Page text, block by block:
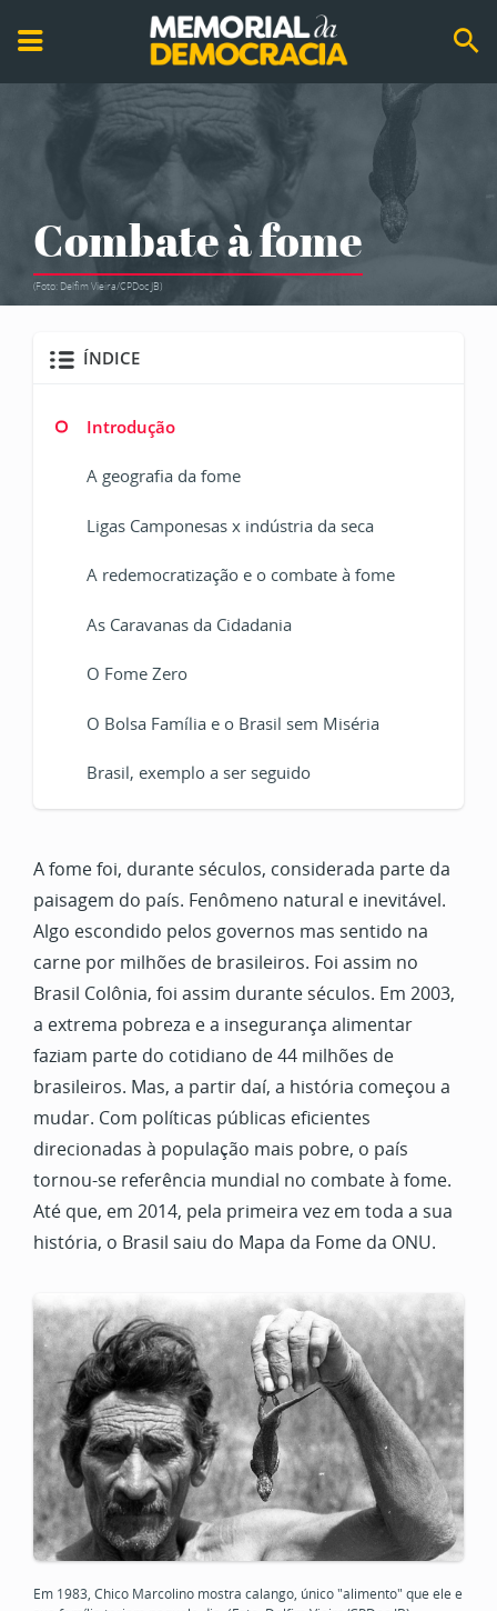
Combate à fome
(Foto: Delfim Vieira/CPDoc JB)
ÍNDICE
Introdução
A geografia da fome
Ligas Camponesas x indústria da seca
A redemocratização e o combate à fome
As Caravanas da Cidadania
O Fome Zero
O Bolsa Família e o Brasil sem Miséria
Brasil, exemplo a ser seguido
A fome foi, durante séculos, considerada parte da
paisagem do país. Fenômeno natural e inevitável.
Algo escondido pelos governos mas sentido na
carne por milhões de brasileiros. Foi assim no
Brasil Colônia, foi assim durante séculos. Em 2003,
a extrema pobreza e a insegurança alimentar
faziam parte do cotidiano de 44 milhões de
brasileiros. Mas, a partir daí, a história começou a
mudar. Com políticas públicas eficientes
direcionadas à população mais pobre, o país
tornou-se referência mundial no combate à fome.
Até que, em 2014, pela primeira vez em toda a sua
história, o Brasil saiu do Mapa da Fome da ONU.
Em 1983, Chico Marcolino mostra calango, único "alimento" que ele e